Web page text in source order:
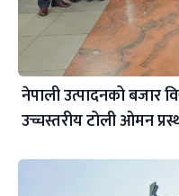
नेपाली उत्पादनको बजार
उच्चस्तरीय टोली ओमन